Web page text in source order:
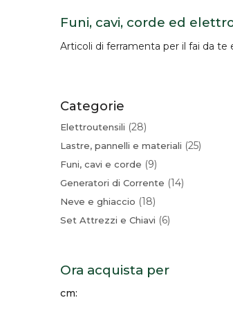
Funi, cavi, corde ed
Articoli di ferramenta per il fai da te
Categorie
Elettroutensili 28
Lastre, pannelli e materiali 25
Funi, cavi e corde 9
Generatori di Corrente 14
Neve e ghiaccio 18
Set Attrezzi e Chiavi 6
Ora acquista per
cm